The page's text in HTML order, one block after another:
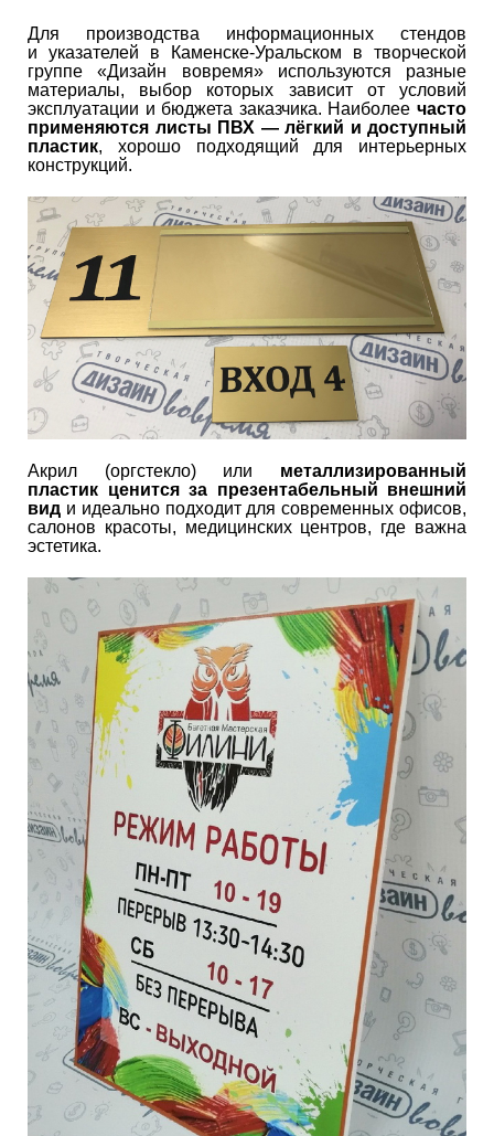
Для производства информационных стендов
и указателей в Каменске-Уральском в творческой
группе «Дизайн вовремя» используются разные
материалы, выбор которых зависит от условий
эксплуатации и бюджета заказчика. Наиболее часто
применяются листы ПВХ — лёгкий и доступный
пластик, хорошо подходящий для интерьерных
конструкций.
Акрил (оргстекло) или металлизированный
пластик ценится за презентабельный внешний
вид и идеально подходит для современных офисов,
салонов красоты, медицинских центров, где важна
эстетика.